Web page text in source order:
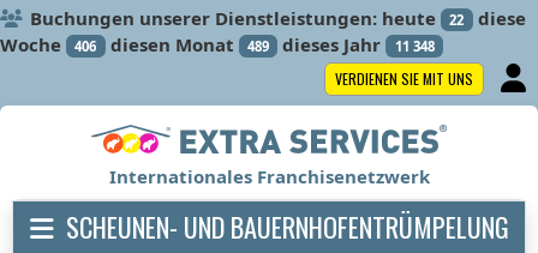
Buchungen unserer Dienstleistungen: heute 22 diese
Woche
406 diesen Monat 489 dieses Jahr 11 348
VERDIENEN SIE MIT UNS
Internationales Franchisenetzwerk
SCHEUNEN- UND BAUERNHOFENTRÜMPELUNG